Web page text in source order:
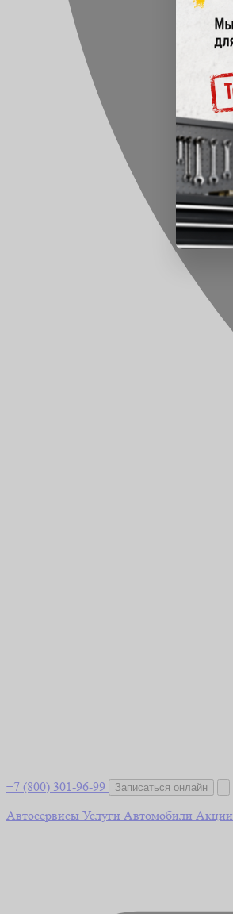
+7 (800) 301-96-99 Записаться онлайн
Автосервисы Услуги Автомобили Акции